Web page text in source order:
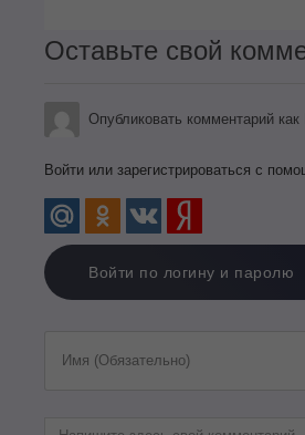
Оставьте свой
Опубликовать комментарий как
Войти или зарегистрироваться с
Войти по логину и паролю
Имя (Обязательно)